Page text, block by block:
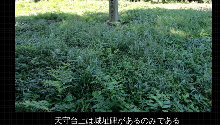
天守台上は城址碑があるのみである